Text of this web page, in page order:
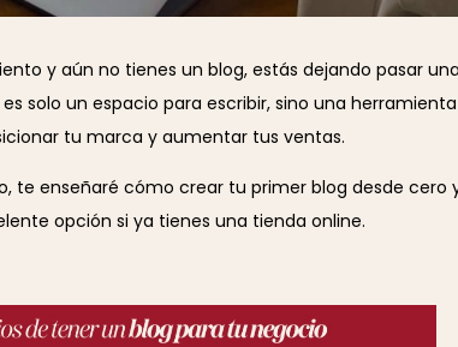
y aún no tienes un blog, estás dejando pasar
solo un espacio para escribir, sino una
tu marca y aumentar tus ventas.
te enseñaré cómo crear tu primer blog desde cero
opción si ya tienes una tienda online.